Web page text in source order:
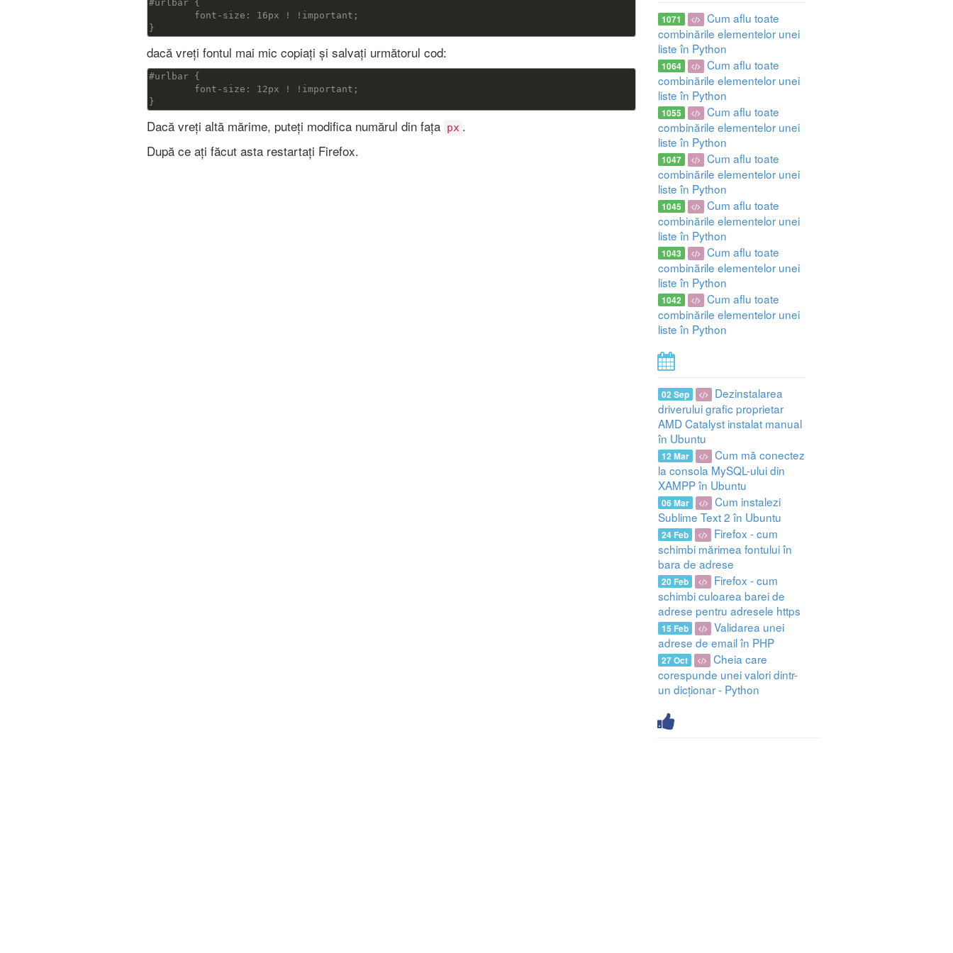
#urlbar {
}
dacă vreți fontul mai mic copiați și salvați următorul cod:
#urlbar {
}
Dacă vreți altă mărime, puteți modifica numărul din fața px .
După ce ați făcut asta restartați Firefox.
1071
Cum aflu toate
combinările elementelor unei
liste în Python
1064
Cum aflu toate
combinările elementelor unei
liste în Python
1055
Cum aflu toate
combinările elementelor unei
liste în Python
1047
Cum aflu toate
combinările elementelor unei
liste în Python
1045
Cum aflu toate
combinările elementelor unei
liste în Python
1043
Cum aflu toate
combinările elementelor unei
liste în Python
1042
Cum aflu toate
combinările elementelor unei
liste în Python
02 Sep
Dezinstalarea
driverului grafic proprietar
AMD Catalyst instalat manual
în Ubuntu
12 Mar
Cum mă conectez
la consola MySQL-ului din
XAMPP în Ubuntu
06 Mar
Cum instalezi
Sublime Text 2 în Ubuntu
24 Feb
Firefox - cum
schimbi mărimea fontului în
bara de adrese
20 Feb
Firefox - cum
schimbi culoarea barei de
adrese pentru adresele https
15 Feb
Validarea unei
adrese de email în PHP
27 Oct
Cheia care
corespunde unei valori dintr-
un dicționar - Python